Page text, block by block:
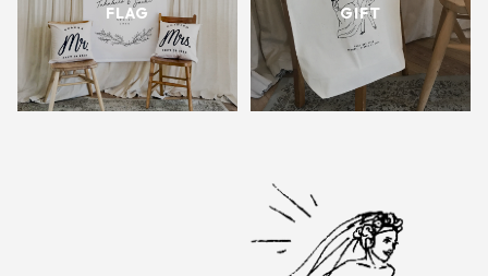
FLAG
GIFT